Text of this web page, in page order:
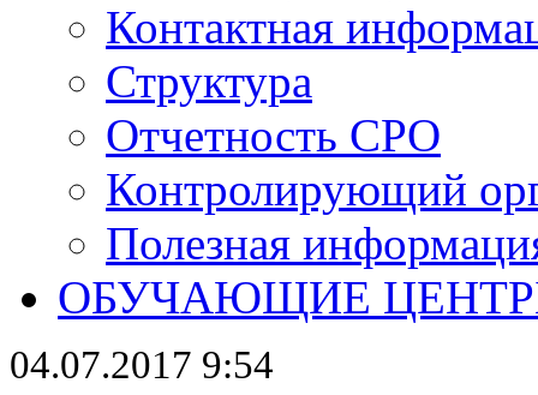
Контактная
Структура
Отчетность СРО
Контролирующий
Полезная
ОБУЧАЮЩИЕ
04.07.2017 9:54